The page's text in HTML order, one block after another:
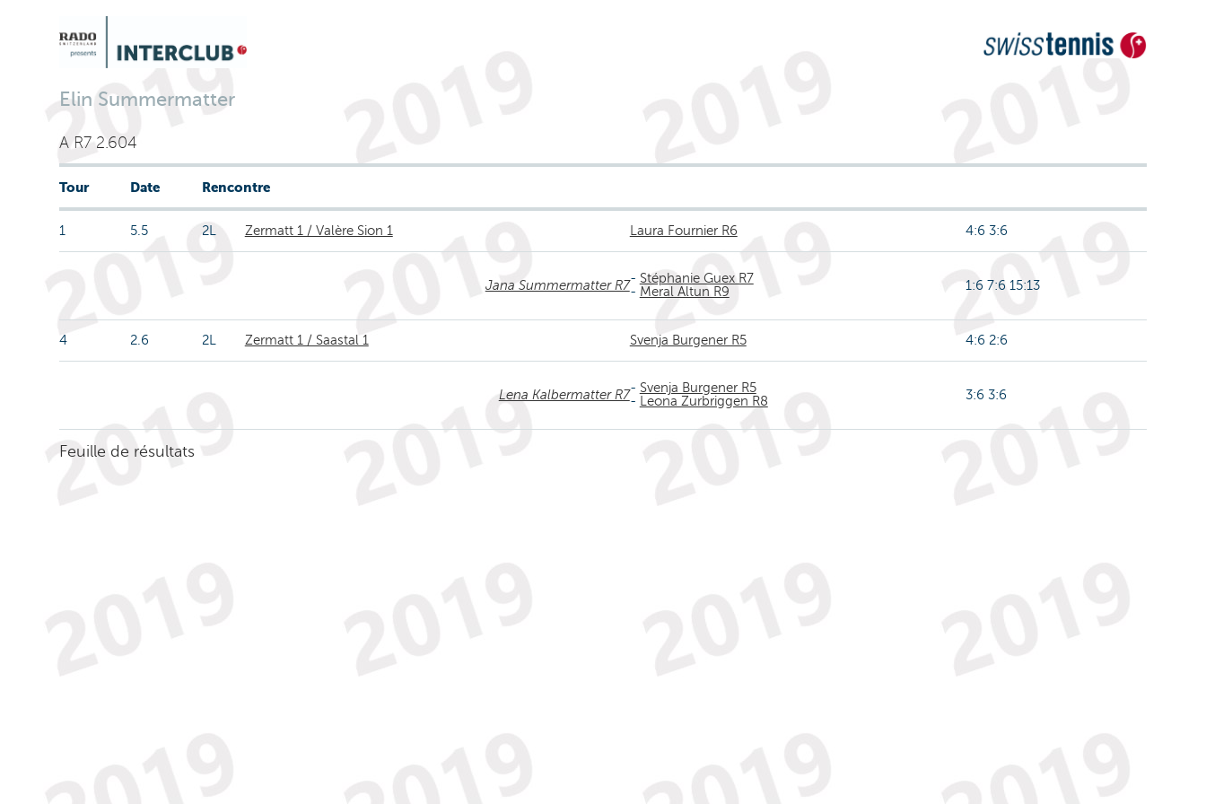
Elin Summermatter
A R7 2.604
Tour Date Rencontre
1 5.5 2L Zermatt 1 / Valère Sion 1 Laura Fournier R6 4:6 3:6
Jana Summermatter R7- Stéphanie Guex R7
- Meral Altun R9 1:6 7:6 15:13
4 2.6 2L Zermatt 1 / Saastal 1 Svenja Burgener R5 4:6 2:6
Lena Kalbermatter R7- Svenja Burgener R5
-
Leona Zurbriggen R8 3:6 3:6
Feuille de résultats